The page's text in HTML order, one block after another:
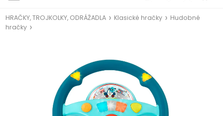
HRAČKY, TROJKOLKY, ODRÁŽADLA Klasické hračky
Hudobné
hračky